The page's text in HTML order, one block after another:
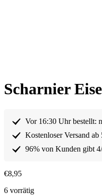
Scharnier
Vor 16:30 Uhr bestellt:
Kostenloser Versand
96% von Kunden gibt
€8,95
6 vorrätig